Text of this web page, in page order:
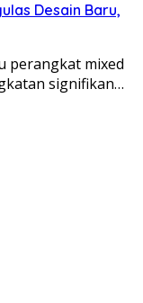
Desain Baru,
perangkat mixed
signifikan…